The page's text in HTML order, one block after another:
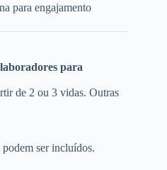
para engajamento
para
de 2 ou 3 vidas. Outras
ser incluídos.